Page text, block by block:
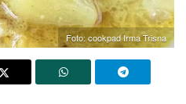
Foto: cookpad Irma Trisna